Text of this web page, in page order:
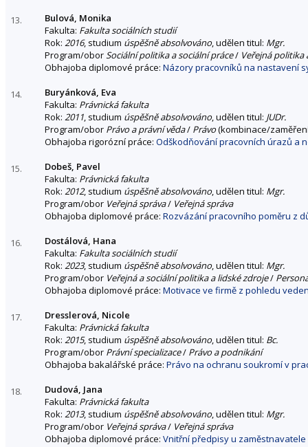
13.
Bulová, Monika
Fakulta: Fakulta sociálních studií
Rok: 2016, studium úspěšně absolvováno, udělen titul: Mgr.
Program/oborSociální politika a sociální práce/ Veřejná politika
Obhajoba diplomové práce: Názory pracovníků na nastavení
14.
Buryánková, Eva
Fakulta: Právnická fakulta
Rok: 2011, studium úspěšně absolvováno, udělen titul: JUDr.
Program/obor Právo a právní věda/ Právo(kombinace/
Obhajoba rigorózní práce: Odškodňování pracovních úrazů a
15.
Dobeš, Pavel
Fakulta: Právnická fakulta
Rok: 2012, studium úspěšně absolvováno, udělen titul: Mgr.
Program/obor Veřejná správa/ Veřejná správa
Obhajoba diplomové práce: Rozvázání pracovního poměru z
16.
Dostálová, Hana
Fakulta: Fakulta sociálních studií
Rok: 2023, studium úspěšně absolvováno, udělen titul: Mgr.
Program/obor Veřejná a sociální politika a lidské zdroje/
Obhajoba diplomové práce: Motivace ve firmě z pohledu
17.
Dresslerová, Nicole
Fakulta: Právnická fakulta
Rok: 2015, studium úspěšně absolvováno, udělen titul: Bc.
Program/obor Právní specializace/ Právo a podnikání
Obhajoba bakalářské práce: Právo na ochranu soukromí v
18.
Dudová, Jana
Fakulta: Právnická fakulta
Rok: 2013, studium úspěšně absolvováno, udělen titul: Mgr.
Program/obor Veřejná správa/ Veřejná správa
Obhajoba diplomové práce: Vnitřní předpisy u